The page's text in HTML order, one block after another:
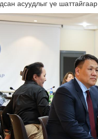
асуудлыг үе